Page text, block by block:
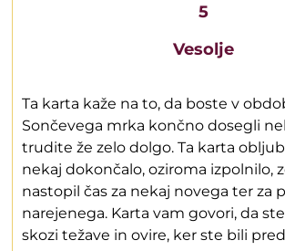
5
Vesolje
Ta karta kaže na to, da boste v
Sončevega mrka končno dosegli
trudite že zelo dolgo. Ta karta
nekaj dokončalo, oziroma izpolnilo,
nastopil čas za nekaj novega ter za
narejenega. Karta vam govori, da
skozi težave in ovire, ker ste bili